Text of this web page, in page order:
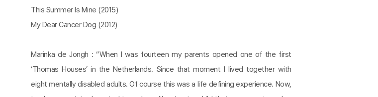
This Summer Is Mine (2015)
My Dear Cancer Dog (2012)
Marinka de Jongh : “When I was fourteen my parents opened one of the first
‘Thomas Houses’ in the Netherlands. Since that moment I lived together with
eight mentally disabled adults. Of course this was a life defining experience. Now,